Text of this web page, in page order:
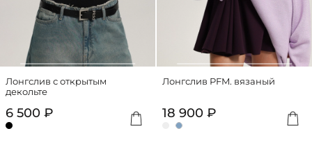
Лонгслив с открытым
декольте
6 500 ₽
Лонгслив PFM. вязаный
18 900 ₽